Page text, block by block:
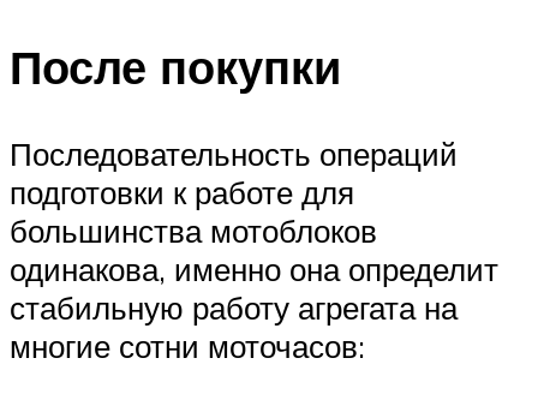
После покупки
Последовательность операций
подготовки к работе для
большинства мотоблоков
одинакова, именно она определит
стабильную работу агрегата на
многие сотни моточасов: